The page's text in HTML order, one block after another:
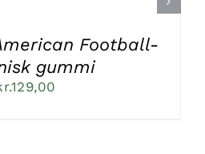
Football-
gummi
129,00